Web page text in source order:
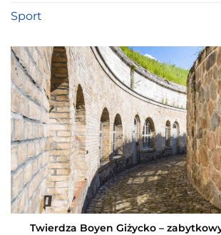
Sport
Twierdza Boyen Giżycko –